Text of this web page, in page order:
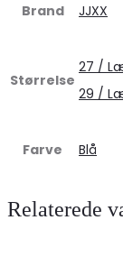
Brand JJXX
Størrelse
27 /
29 /
Farve Blå
Relaterede